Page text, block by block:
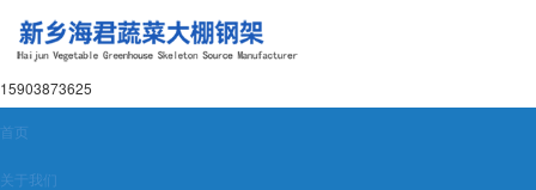
15903873625
首页
关于我们